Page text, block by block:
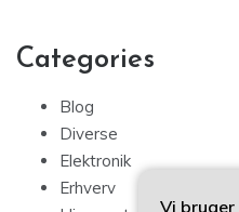
Categories
Blog
Diverse
Elektronik
Erhverv
Vi bruger